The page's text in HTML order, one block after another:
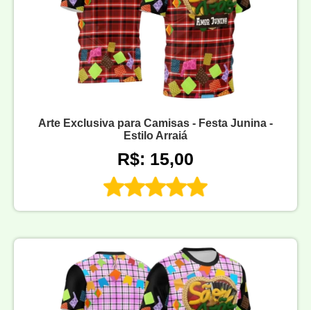
Arte Exclusiva para Camisas - Festa Junina -
Estilo Arraiá
R$: 15,00